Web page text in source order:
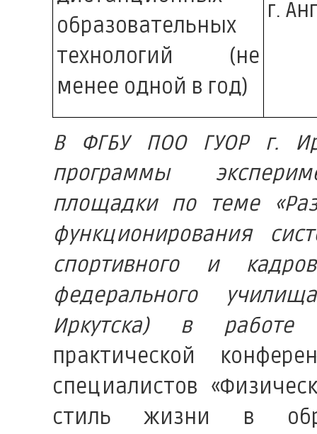
образовательных
технологий (не
менее одной в год)
г.
В ФГБУ ПОО ГУОР г.
программы
площадки по теме
функционирования
спортивного и
федерального
Иркутска) в
практической
специалистов
стиль жизни в